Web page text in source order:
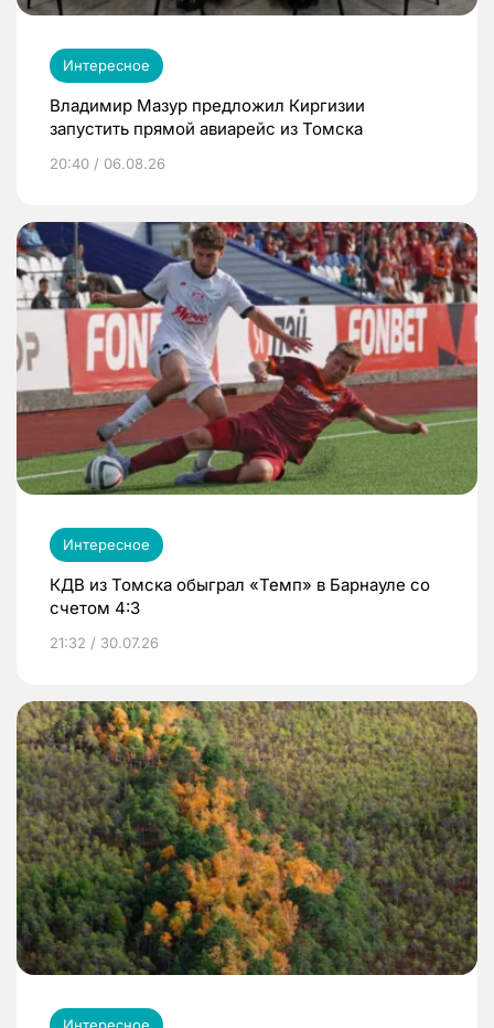
Интересное
Владимир Мазур предложил Киргизии
запустить прямой авиарейс из Томска
20:40 / 06.08.26
Интересное
КДВ из Томска обыграл «Темп» в Барнауле со
счетом 4:3
21:32 / 30.07.26